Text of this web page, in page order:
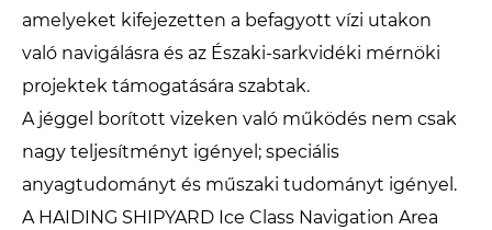
amelyeket kifejezetten a befagyott vízi utakon
való navigálásra és az Északi-sarkvidéki mérnöki
projektek támogatására szabtak.
A jéggel borított vizeken való működés nem csak
nagy teljesítményt igényel; speciális
anyagtudományt és műszaki tudományt igényel.
A HAIDING SHIPYARD Ice Class Navigation Area